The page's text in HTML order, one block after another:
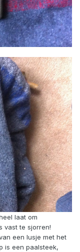
laat om
vast te sjorren!
een lusje met het
is een paalsteek,